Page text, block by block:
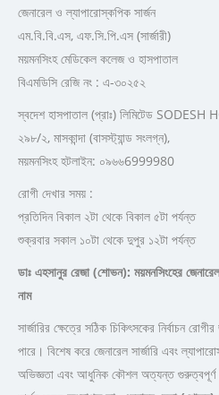
জেনারেল ও ল্যাপারোস্কপিক সার্জন
এম.বি.বি.এস, এফ.সি.পি.এস (সার্জারী)
ময়মনসিংহ মেডিকেল কলেজ ও হাসপাতাল
বিএমডিসি রেজি নং : এ-৩০২৫২
স্বদেশ হাসপাতাল (প্রাঃ) লিমিটেড
২৯৮/২, মাসকান্দা (বাসস্ট্যান্ড সংলগ্ন),
ময়মনসিংহ হটলাইন: ০৯৬৬6999980
রোগী দেখার সময় :
প্রতিদিন বিকাল ২টা থেকে বিকাল ৫টা পর্যন্ত
শুক্রবার সকাল ১০টা থেকে দুপুর ১২টা পর্যন্ত
ডাঃ এহসানুর রেজা (শোভন): ময়মনসিংহের
নাম
সার্জারির ক্ষেত্রে সঠিক চিকিৎসকের নির্বাচন
পারে। বিশেষ করে জেনারেল সার্জারি এবং
অভিজ্ঞতা এবং আধুনিক কৌশল অত্যন্ত